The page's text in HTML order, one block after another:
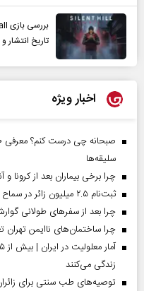
تاریخ انتشار
اخبار ویژه
سلیقه‌ها
چرا برخی بیماران بعد از کرونا و
ثبت‌نام ۲.۵ میلیون زائر در سماح | عبور ۱.۷ میلیون نفر از مرز‌های اربعین
چرا بعد از سفرهای طولانی
چرا ساختمان‌های ناایمن
زندگی می‌کنند
توصیه‌های طب سنتی برای